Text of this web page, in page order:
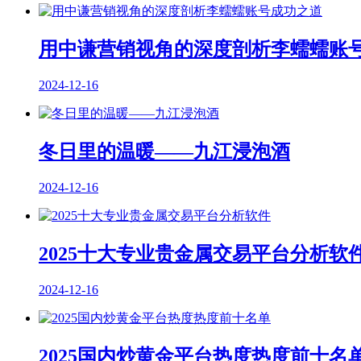
用中谦营销视角的深度剖析李蠕蠕账
2024-12-16
冬日里的温暖——九江浸泡酒
2024-12-16
2025十大专业贵金属交易平台分析软
2024-12-16
2025国内炒黄金平台热度热度前十名